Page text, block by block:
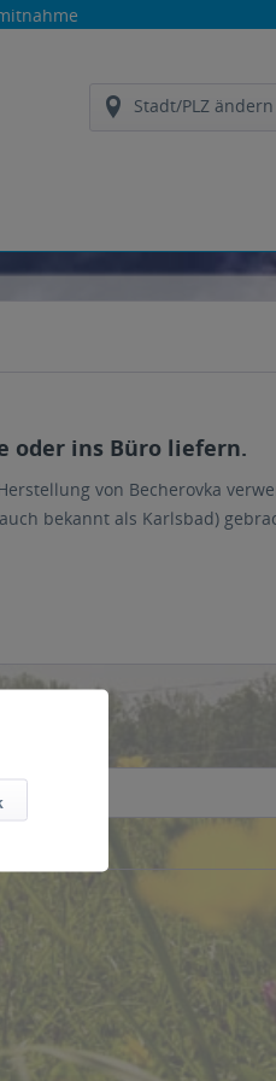
Stadt/PLZ ändern
oder ins Büro liefern.
von Becherovka
bekannt als Karlsbad)